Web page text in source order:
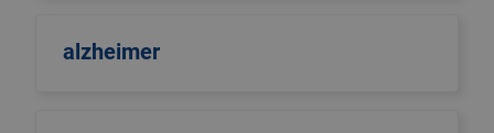
alzheimer